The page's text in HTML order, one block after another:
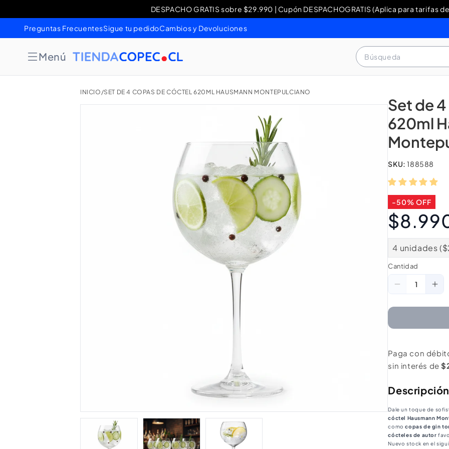
al contenido
DESPACHO GRATIS sobre $29.990 | Cupón DESPACHOGRATIS (Aplica para tarifas
Cambios y Devoluciones: contacto WhatsApp + 56 9 3460 4429 o al
Preguntas FrecuentesSigue tu pedidoCambios y Devoluciones
Menú Búsqueda
INICIO/SET DE 4 COPAS DE CÓCTEL 620ML HAUSMANN MONTEPULCIANO
Set de
620ml
SKU: 188588
-50% OFF
4 unidades
Cantidad
Cantidad
Reducir
Set
4
Copas
Cóctel
620ml
Hausmann
4
de
Paga con
sin interés de
Descripción
Dale un toque de
cóctel Hausmann
comocopas de gin
cócteles de autor
Nuevo stock en el